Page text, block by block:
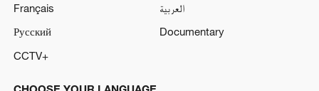
Français
العربية
Русский
Documentary
CCTV+